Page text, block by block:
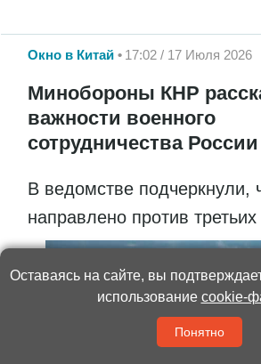
Окно в Китай 17:02 / 17 Июля 2026
Минобороны КНР
важности военного
сотрудничества
В ведомстве подчеркнули,
направлено против третьих
Оставаясь на сайте, вы
использование cookie-
Понятно